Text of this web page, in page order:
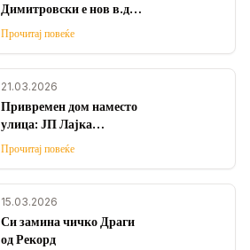
Димитровски е нов в.д.
директор на ЈП Лајка
Прочитај повеќе
21.03.2026
Привремен дом наместо
улица: ЈП Лајка
повикува граѓаните да
станат згрижувачи на
Прочитај повеќе
15.03.2026
Си замина чичко Драги
од Рекорд